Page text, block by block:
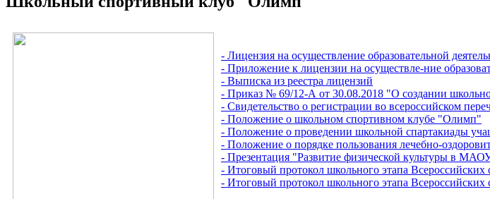
- Лицензия на осуществление образовательной
- Приложение к лицензии на осуществле-ние
- Выписка из реестра лицензий
- Приказ № 69/12-А от 30.08.2018 "О создании
- Свидетельство о регистрации во всероссийском
- Положение о школьном спортивном клубе "Олимп"
- Положение о проведении школьной спартакиады
- Положение о порядке пользования лечебно-
- Презентация "Развитие физической культуры в
- Итоговый протокол школьного этапа
- Итоговый протокол школьного этапа